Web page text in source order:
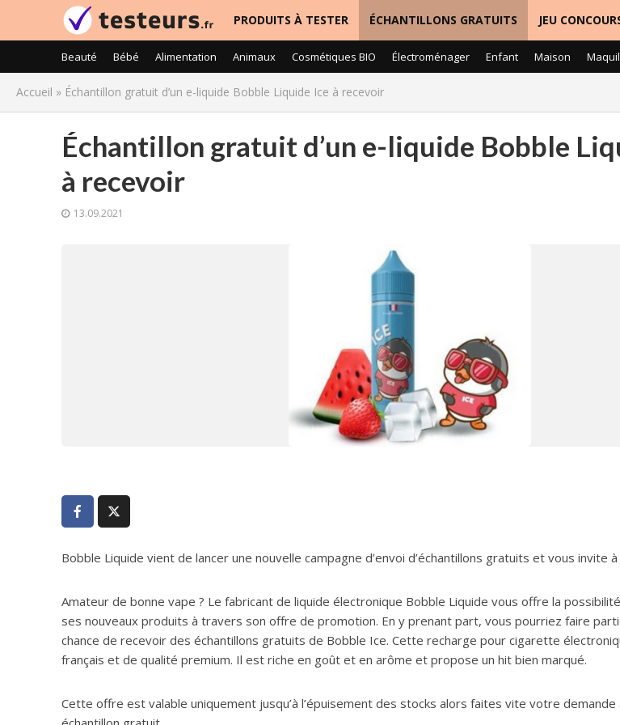
PRODUITS À TESTER ÉCHANTILLONS GRATUITS JEU
Beauté Bébé Alimentation Animaux Cosmétiques BIO Électroménager Enfant Maison
Accueil » Échantillon gratuit d’un e-liquide Bobble Liquide Ice à recevoir
Échantillon gratuit d’un e-liquide Bobble
à recevoir
13.09.2021
Bobble Liquide vient de lancer une nouvelle campagne d’envoi d’échantillons gratuits et vous invite
Amateur de bonne vape ? Le fabricant de liquide électronique Bobble Liquide vous offre la
ses nouveaux produits à travers son offre de promotion. En y prenant part, vous pourriez faire
chance de recevoir des échantillons gratuits de Bobble Ice. Cette recharge pour cigarette
français et de qualité premium. Il est riche en goût et en arôme et propose un hit bien marqué.
Cette offre est valable uniquement jusqu’à l’épuisement des stocks alors faites vite votre demande